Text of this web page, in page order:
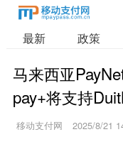
最新 政策
马来西亚
pay+将支持
移动支付网 2025/8/21